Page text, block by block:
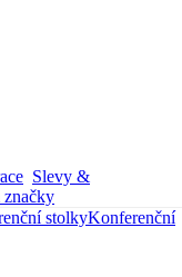
Slevy &
značky
stolkyKonferenční